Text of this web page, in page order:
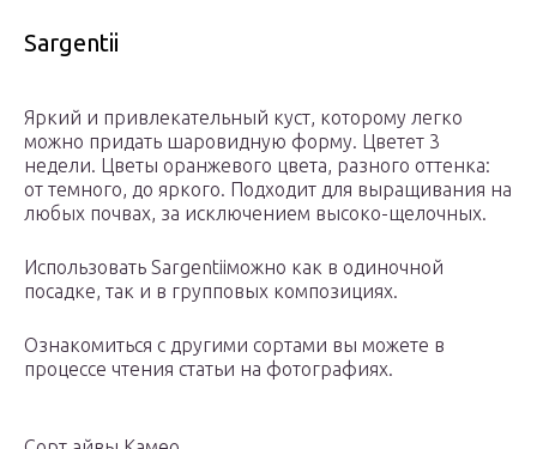
Sargentii
Яркий и привлекательный куст, которому легко
можно придать шаровидную форму. Цветет 3
недели. Цветы оранжевого цвета, разного оттенка:
от темного, до яркого. Подходит для выращивания на
любых почвах, за исключением высоко-щелочных.
Использовать Sargentiiможно как в одиночной
посадке, так и в групповых композициях.
Ознакомиться с другими сортами вы можете в
процессе чтения статьи на фотографиях.